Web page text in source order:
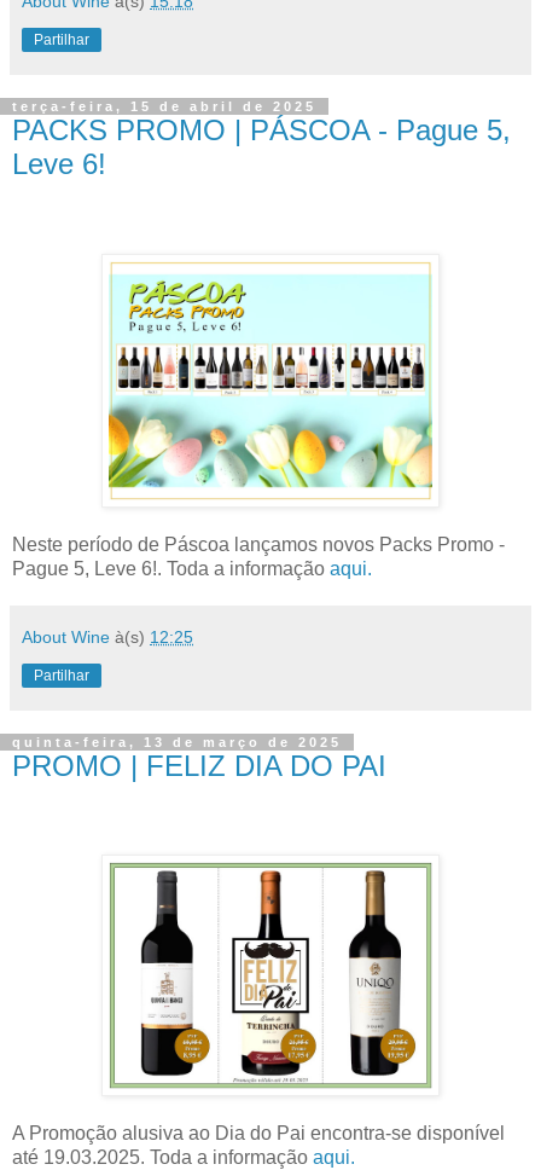
Partilhar
terça-feira, 15 de abril de 2025
PACKS PROMO | PÁSCOA - Pague 5,
Leve 6!
Neste período de Páscoa lançamos novos Packs Promo -
Pague 5, Leve 6!. Toda a informação aqui.
About Wine à(s) 12:25
Partilhar
quinta-feira, 13 de março de 2025
PROMO | FELIZ DIA DO PAI
A Promoção alusiva ao Dia do Pai encontra-se disponível
até 19.03.2025. Toda a informação aqui.